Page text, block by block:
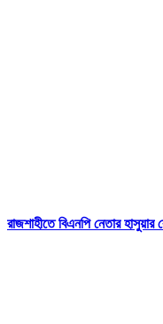
রাজশাহীতে বিএনপি নেতার